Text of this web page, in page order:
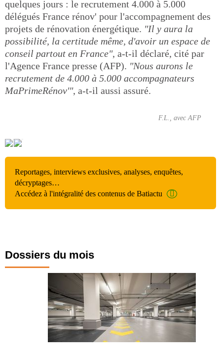
quelques jours : le recrutement 4.000 à 5.000
délégués France rénov' pour l'accompagnement des
projets de rénovation énergétique. "Il y aura la
possibilité, la certitude même, d'avoir un espace de
conseil partout en France", a-t-il déclaré, cité par
l'Agence France presse (AFP). "Nous aurons le
recrutement de 4.000 à 5.000 accompagnateurs
MaPrimeRénov'", a-t-il aussi assuré.
F.L., avec AFP
Reportages, interviews exclusives, analyses, enquêtes,
décryptages…
Accédez à l'intégralité des contenus de Batiactu
Dossiers du mois